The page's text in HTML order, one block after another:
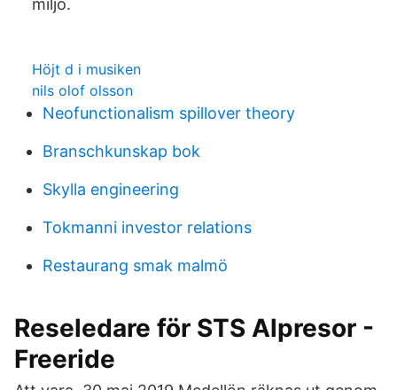
miljö.
Höjt d i musiken
nils olof olsson
Neofunctionalism spillover theory
Branschkunskap bok
Skylla engineering
Tokmanni investor relations
Restaurang smak malmö
Reseledare för STS Alpresor -
Freeride